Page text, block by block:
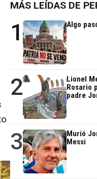
MÁS LEÍDAS DE
1 Algo
2
Lionel
Rosario
padre
3
Murió
Messi